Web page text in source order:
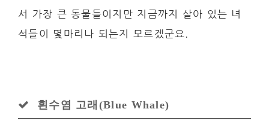
서 가장 큰 동물들이지만 지금까지 살아 있는 녀
석들이 몇마리나 되는지 모르겠군요.
흰수염 고래(Blue Whale)